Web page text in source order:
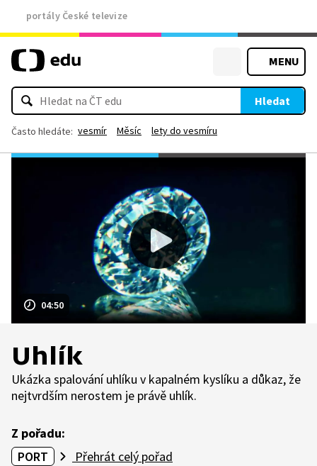
portály České televize
MENU
Hledat
Často hledáte: vesmír Měsíc lety do vesmíru
04:50
Uhlík
Ukázka spalování uhlíku v kapalném kyslíku a důkaz, že
nejtvrdším nerostem je právě uhlík.
Z pořadu:
PORT
Přehrát celý pořad